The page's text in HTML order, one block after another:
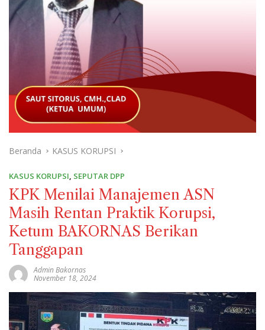
Beranda KASUS KORUPSI
KASUS KORUPSI, SEPUTAR DPP
KPK Menilai Manajemen ASN
Masih Rentan Praktik Korupsi,
Ketum BAKORNAS Berikan
Tanggapan
Admin Bakornas
November 18, 2024